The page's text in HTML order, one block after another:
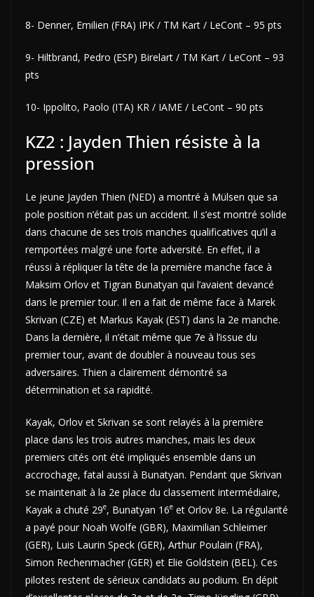
8- Denner, Emilien (FRA) IPK / TM Kart / LeCont – 95 pts
9- Hiltbrand, Pedro (ESP) Birelart / TM Kart / LeCont – 93
pts
10- Ippolito, Paolo (ITA) KR / IAME / LeCont – 90 pts
KZ2 : Jayden Thien résiste à la
pression
Le jeune Jayden Thien (NED) a montré à Mülsen que sa
pole position n’était pas un accident. Il s’est montré solide
dans chacune de ses trois manches qualificatives qu’il a
remportées malgré une forte adversité. En effet, il a
réussi à répliquer la tête de la première manche face à
Maksim Orlov et Tigran Bunatyan qui l’avaient devancé
dans le premier tour. Il en a fait de même face à Marek
Skrivan (CZE) et Markus Kayak (EST) dans la 2e manche.
Dans la dernière, il n’était même que 7e à l’issue du
premier tour, avant de doubler à nouveau tous ses
adversaires. Thien a clairement démontré sa
détermination et sa rapidité.
Kayak, Orlov et Skrivan se sont relayés à la première
place dans les trois autres manches, mais les deux
premiers cités ont été impliqués ensemble dans un
accrochage, fatal aussi à Bunatyan. Pendant que Skrivan
se maintenait à la 2e place du classement intermédiaire,
Kayak a chuté 29e, Bunatyan 16e et Orlov 8e. La régularité
a payé pour Noah Wolfe (GBR), Maximilian Schleimer
(GER), Luis Laurin Speck (GER), Arthur Poulain (FRA),
Simon Rechenmacher (GER) et Elie Goldstein (BEL). Ces
pilotes restent de sérieux candidats au podium. En dépit